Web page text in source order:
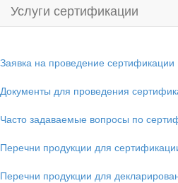
Услуги сертификации
Заявка на проведение сертификации
Документы для проведения
Часто задаваемые вопросы по
Перечни продукции для
Перечни продукции для